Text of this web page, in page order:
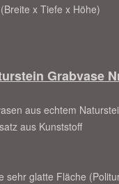
x Tiefe x Höhe)
Grabvase
aus echtem
aus Kunststoff
sehr glatte Fläche